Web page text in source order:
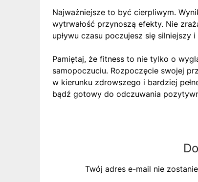
Najważniejsze to być cierpliwym.
wytrwałość przynoszą efekty. Nie
upływu czasu poczujesz się silniejszy
Pamiętaj, że fitness to nie tylko o
samopoczuciu. Rozpoczęcie swojej
w kierunku zdrowszego i bardziej
bądź gotowy do odczuwania
Twój adres e-mail nie